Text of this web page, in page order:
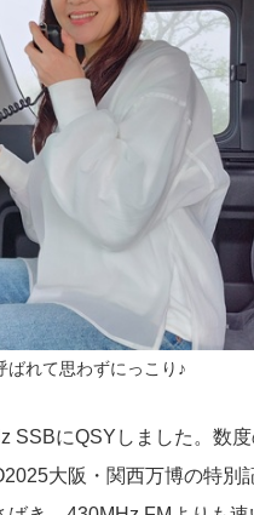
ばれて思わずにっこり♪
SSBにQSYしました。数
大阪・関西万博の特別